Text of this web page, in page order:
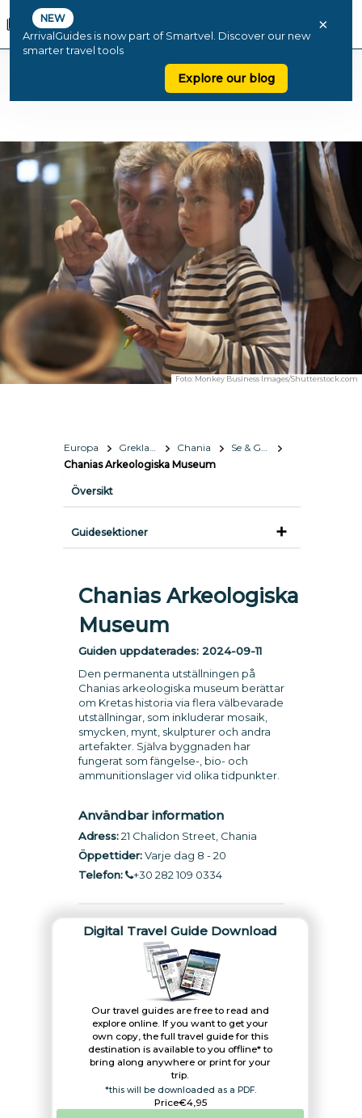
NEW
ArrivalGuides is now part of Smartvel. Discover our new
smarter travel tools
Explore our blog
×
Foto: Monkey Business Images/Shutterstock.com
Europa Grekland Chania
Se & Göra
Chanias Arkeologiska Museum
Översikt
Guidesektioner
Chanias Arkeologiska
Museum
Guiden uppdaterades: 2024-09-11
Den permanenta utställningen på
Chanias arkeologiska museum berättar
om Kretas historia via flera välbevarade
utställningar, som inkluderar mosaik,
smycken, mynt, skulpturer och andra
artefakter. Själva byggnaden har
fungerat som fängelse-, bio- och
ammunitionslager vid olika tidpunkter.
Användbar information
Adress:21 Chalidon Street, Chania
Öppettider:Varje dag 8 - 20
Telefon:
+30 282 109 0334
Digital Travel Guide Download
Our travel guides are free to read and
explore online. If you want to get your
own copy, the full travel guide for this
destination is available to you offline* to
bring along anywhere or print for your
trip.​
*this will be downloaded as a PDF.
Price€4,95